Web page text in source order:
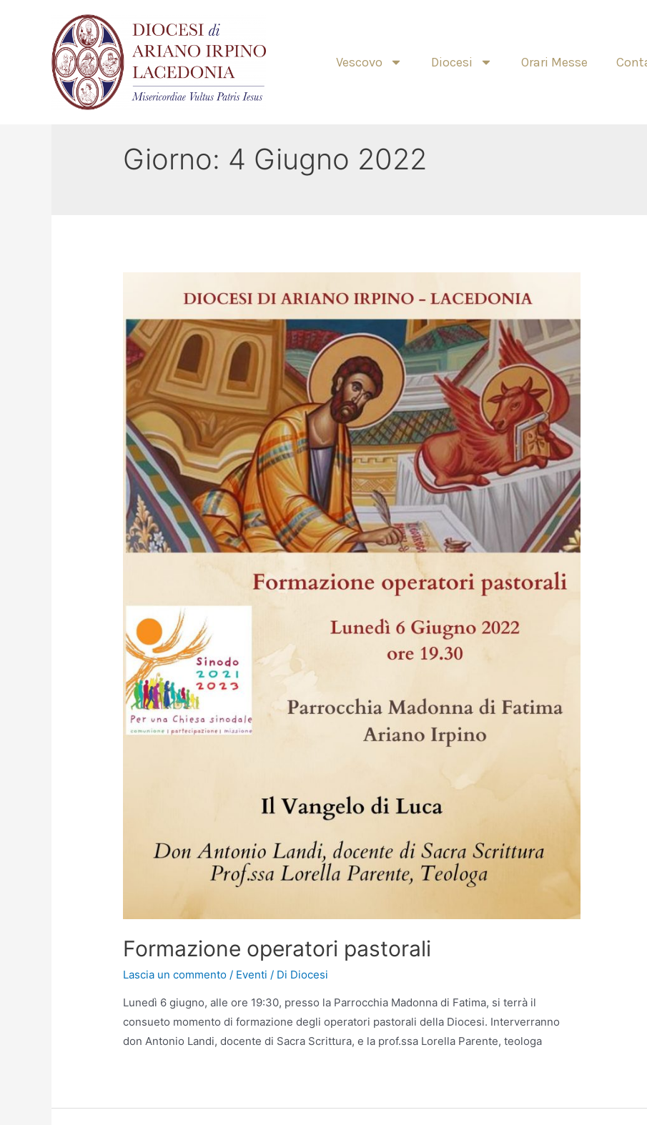
Vescovo Diocesi Orari Messe
Giorno: 4 Giugno 2022
Formazione operatori pastorali
Lascia un commento / Eventi / Di Diocesi
Lunedì 6 giugno, alle ore 19:30, presso la Parrocchia Madonna di Fatima, si terrà il
consueto momento di formazione degli operatori pastorali della Diocesi. Interverranno
don Antonio Landi, docente di Sacra Scrittura, e la prof.ssa Lorella Parente, teologa